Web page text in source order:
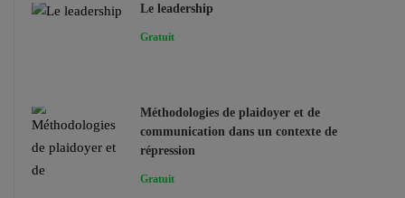
Le leadership
Gratuit
Méthodologies de plaidoyer et de
communication dans un contexte de
répression
Gratuit